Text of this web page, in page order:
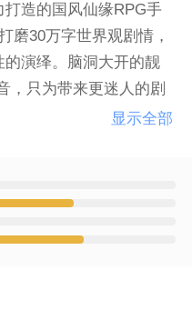
打造的国风仙缘RPG手
磨30万字世界观剧情，
演绎。脑洞大开的靓
，只为带来更迷人的剧
战斗设定，大胆加入了
性。预判，反制，回
作暗藏无数博弈，头
显示全部